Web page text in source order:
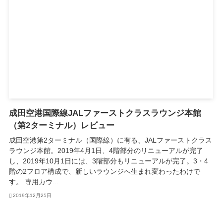
成田空港国際線JALファーストクラスラウンジ本館
（第2ターミナル）レビュー
成田空港第2ターミナル（国際線）に有る、JALファーストクラス
ラウンジ本館。2019年4月1日、4階部分のリニューアルが完了
し、2019年10月1日には、3階部分もリニューアルが完了。3・4
階の2フロア構成で、新しいラウンジへ生まれ変わったわけで
す。 専用カウ...
2019年12月25日